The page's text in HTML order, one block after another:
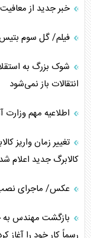
خبر جدید از معافیت
فیلم/ گل سوم
شوک بزرگ به
انتقالات باز نمی‌شود
اطلاعیه مهم
کالابرگ جدید اعلام شد
عکس/ ماجرای
بازگشت مهندس به